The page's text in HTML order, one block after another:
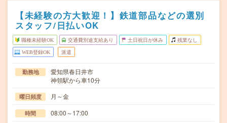
【未経験の方大歓迎！】鉄道部品などの選別
スタッフ/日払いOK
職種未経験OK 交通費別途支給あり 土日祝日が休み 残業なし
WEB登録OK 派遣
勤務地
愛知県春日井市
神領駅から車10分
曜日頻度 月～金
時間 08:00～17:00